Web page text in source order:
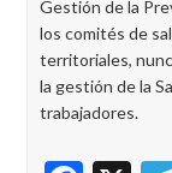
Gestión de la
los comités de
territoriales,
la gestión de la
trabajadores.